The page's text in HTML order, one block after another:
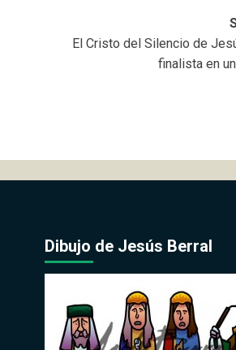
El Cristo del Silencio de
finalista en
Dibujo de Jesús Berral